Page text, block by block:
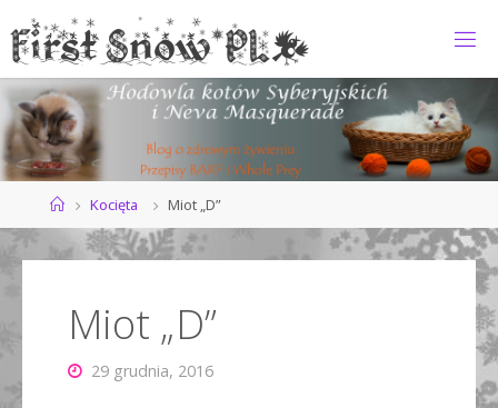
Przejdź
do
treści
IR
ST
N
W*
Strona
główna
Kocięta Miot „D”
Miot „D”
29 grudnia, 2016